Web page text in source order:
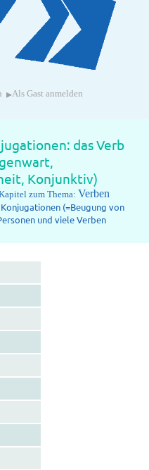
▸Als Gast anmelden
das Verb
Konjunktiv)
zum Thema: Verben
Konjugationen (=Beugung von
und viele Verben